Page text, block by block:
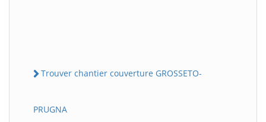
Trouver chantier couverture GROSSETO-
PRUGNA